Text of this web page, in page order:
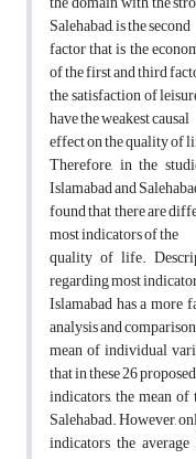
Salehabad, is the second
factor that is the
of the first and third
the satisfaction of
have the weakest causal
effect on the quality of
Therefore, in the
Islamabad and
found that there are
most indicators of the
quality of life.
regarding most
Islamabad has a more
analysis and
mean of individual
that in these 26 proposed
indicators, the mean
Salehabad. However,
indicators the